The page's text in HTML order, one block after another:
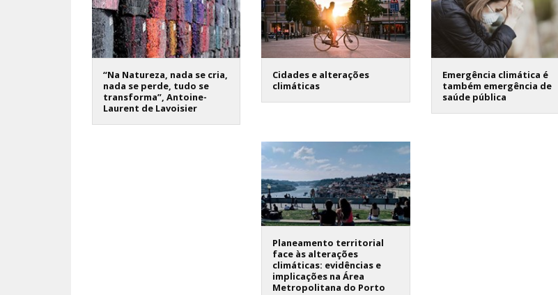
“Na Natureza, nada se cria,
nada se perde, tudo se
transforma”, Antoine-
Laurent de Lavoisier
Cidades e alterações
climáticas
Emergência climática é
também emergência de
saúde pública
Planeamento territorial
face às alterações
climáticas: evidências e
implicações na Área
Metropolitana do Porto